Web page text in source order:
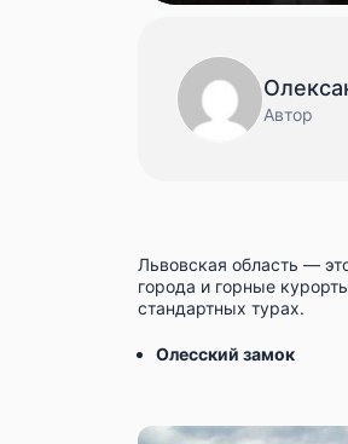
Автор
Львовская область —
города и горные
стандартных турах.
Олесский замок